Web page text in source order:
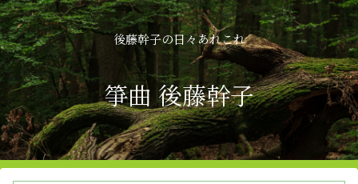
後藤幹子の日々あれこれ
箏曲 後藤幹子